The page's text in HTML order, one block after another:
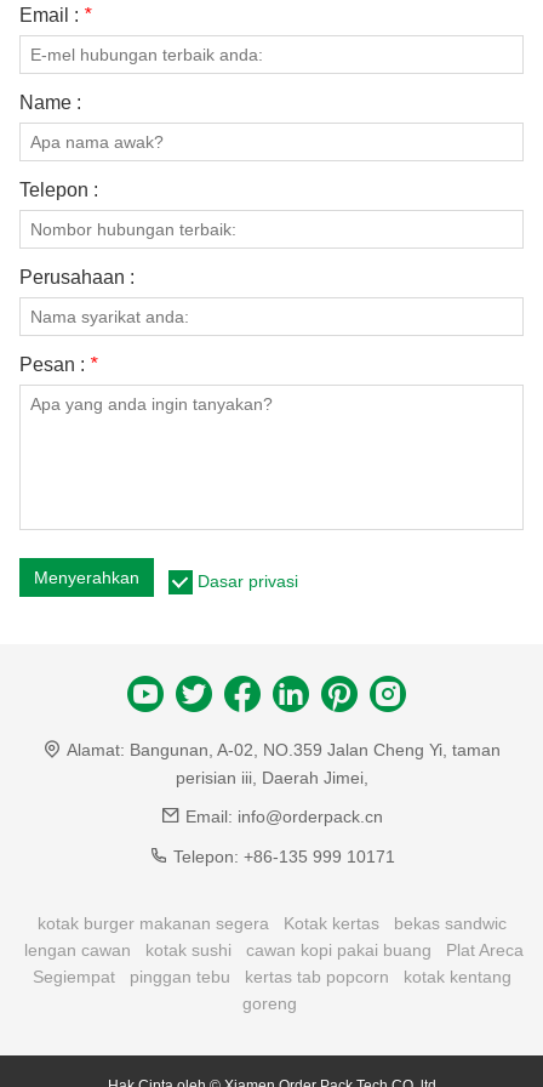
lebih tebal, yang sering ditemui
kualiti penghantaran, melabur dalam
diperibadikan untuk penjenamaan.
Email : *
Name :
Telepon :
Perusahaan :
Pesan : *
Menyerahkan Dasar privasi
Alamat: Bangunan, A-02, NO.359 Jalan Cheng Yi, taman
perisian iii, Daerah Jimei,
Email: info@orderpack.cn
Telepon: +86-135 999 10171
kotak burger makanan segera Kotak kertas
bekas sandwic
lengan cawan
kotak sushi cawan kopi pakai buang
Plat Areca
Segiempat
pinggan tebu kertas tab popcorn
kotak kentang
goreng